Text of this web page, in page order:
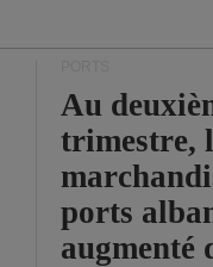
Au
trimestre,
ports
augmenté